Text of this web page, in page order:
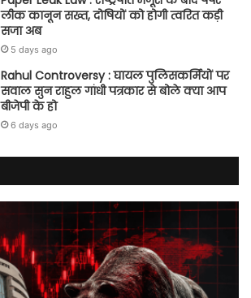
लीक कानून सख्त, दोषियों को होगी त्वरित कड़ी
सजा अब
5 days ago
Rahul Controversy : घायल पुलिसकर्मियों पर
सवाल सुन राहुल गांधी पत्रकार से बोले क्या आप
बीजेपी के हो
6 days ago